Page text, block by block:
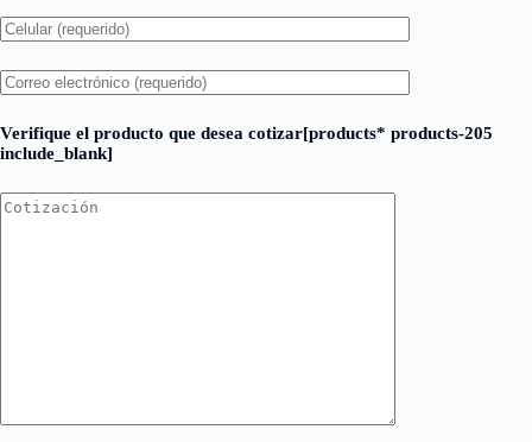
Verifique el producto que desea cotizar[products* products-205
include_blank]